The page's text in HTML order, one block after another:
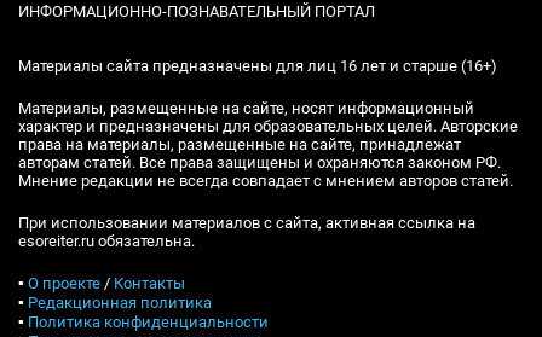
ИНФОРМАЦИОННО-ПОЗНАВАТЕЛЬНЫЙ ПОРТАЛ
Материалы сайта предназначены для лиц 16 лет и старше (16+)
Материалы, размещенные на сайте, носят информационный
характер и предназначены для образовательных целей. Авторские
права на материалы, размещенные на сайте, принадлежат
авторам статей. Все права защищены и охраняются законом РФ.
Мнение редакции не всегда совпадает с мнением авторов статей.
При использовании материалов с сайта, активная ссылка на
esoreiter.ru обязательна.
▪ О проекте / Контакты
▪ Редакционная политика
▪ Политика конфиденциальности